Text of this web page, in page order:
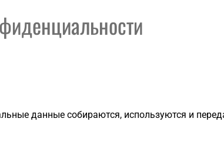
данные собираются, используются и